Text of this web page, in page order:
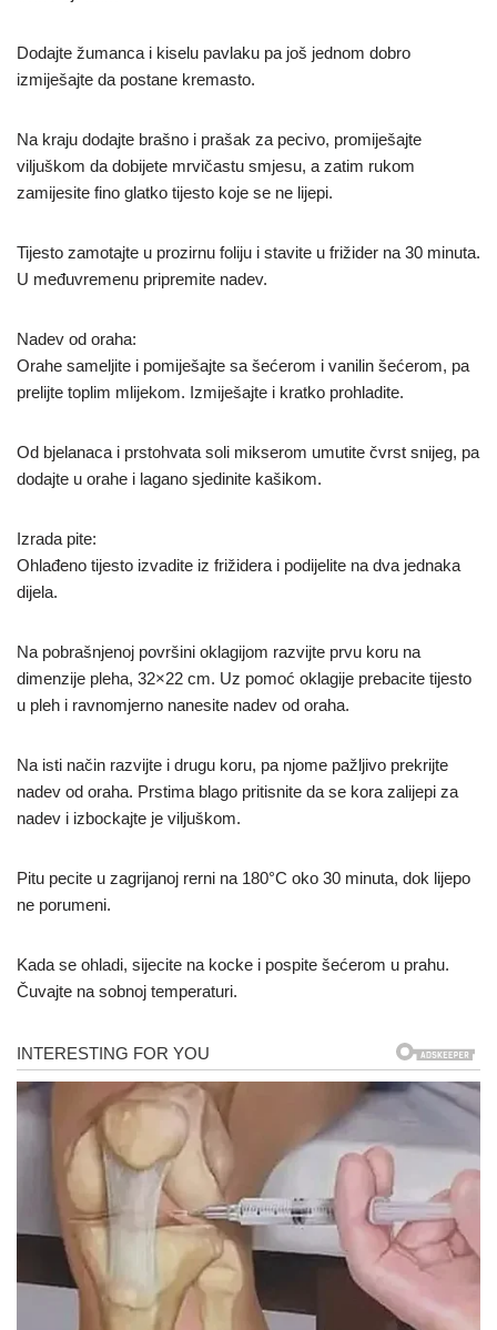
Dodajte žumanca i kiselu pavlaku pa još jednom dobro
izmiješajte da postane kremasto.
Na kraju dodajte brašno i prašak za pecivo, promiješajte
viljuškom da dobijete mrvičastu smjesu, a zatim rukom
zamijesite fino glatko tijesto koje se ne lijepi.
Tijesto zamotajte u prozirnu foliju i stavite u frižider na 30 minuta.
U međuvremenu pripremite nadev.
Nadev od oraha:
Orahe sameljite i pomiješajte sa šećerom i vanilin šećerom, pa
prelijte toplim mlijekom. Izmiješajte i kratko prohladite.
Od bjelanaca i prstohvata soli mikserom umutite čvrst snijeg, pa
dodajte u orahe i lagano sjedinite kašikom.
Izrada pite:
Ohlađeno tijesto izvadite iz frižidera i podijelite na dva jednaka
dijela.
Na pobrašnjenoj površini oklagijom razvijte prvu koru na
dimenzije pleha, 32×22 cm. Uz pomoć oklagije prebacite tijesto
u pleh i ravnomjerno nanesite nadev od oraha.
Na isti način razvijte i drugu koru, pa njome pažljivo prekrijte
nadev od oraha. Prstima blago pritisnite da se kora zalijepi za
nadev i izbockajte je viljuškom.
Pitu pecite u zagrijanoj rerni na 180°C oko 30 minuta, dok lijepo
ne porumeni.
Kada se ohladi, sijecite na kocke i pospite šećerom u prahu.
Čuvajte na sobnoj temperaturi.